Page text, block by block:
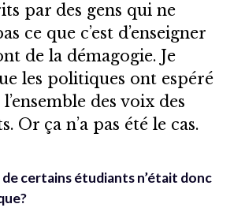
par des gens qui ne
ce que c’est d’enseigner
de la démagogie. Je
les politiques ont espéré
des voix des
Or ça n’a pas été le cas.
certains étudiants n’était donc